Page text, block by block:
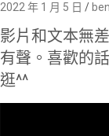
2022 年 1 月 5 日
影片和文本無
有聲。喜歡的
逛^^